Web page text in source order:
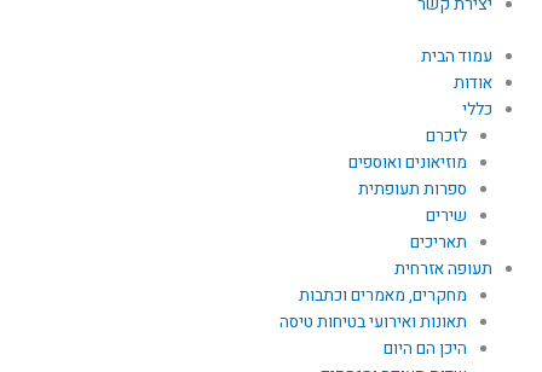
יצירת קשר
עמוד הבית
אודות
כללי
לזכרם
מוזיאונים ואוספים
ספרות תעופתית
שירים
תאריכים
תעופה אזרחית
מחקרים, מאמרים וכתבות
תאונות ואירועי בטיחות טיסה
היכן הם היום